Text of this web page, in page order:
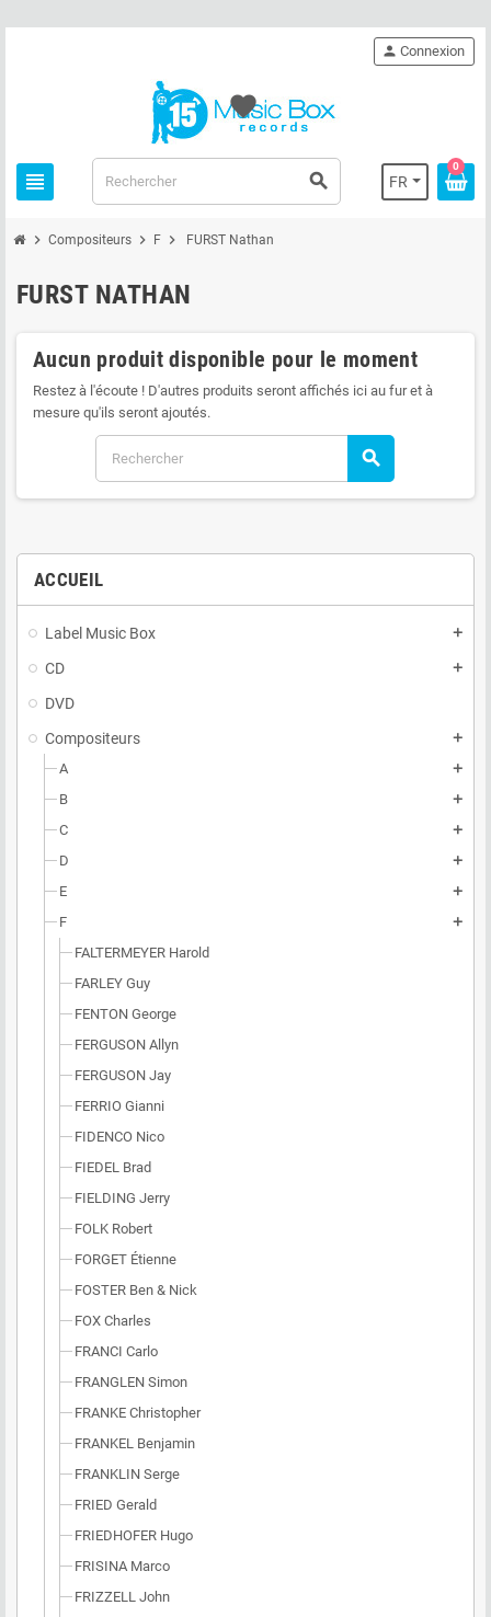
view_headline search FR
person Connexion
0
favorite
chevron_right Compositeurs chevron_right F chevron_right FURST Nathan
ACCUEIL
Label Music Box add
CD add
DVD
Compositeurs
add
A add
B add
C add
D add
E add
F add
FALTERMEYER Harold
FARLEY Guy
FENTON George
FERGUSON Allyn
FERGUSON Jay
FERRIO Gianni
FIDENCO Nico
FIEDEL Brad
FIELDING Jerry
FOLK Robert
FORGET Étienne
FOSTER Ben & Nick
FOX Charles
FRANCI Carlo
FRANGLEN Simon
FRANKE Christopher
FRANKEL Benjamin
FRANKLIN Serge
FRIED Gerald
FRIEDHOFER Hugo
FRISINA Marco
FRIZZELL John
FURST NATHAN
Aucun produit disponible pour le moment
Restez à l'écoute ! D'autres produits seront affichés ici au fur et à
mesure qu'ils seront ajoutés.
search